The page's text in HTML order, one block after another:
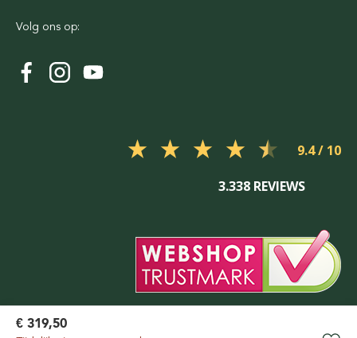
€ 319,50
Volg ons op:
9.4
3.338 REVIEWS